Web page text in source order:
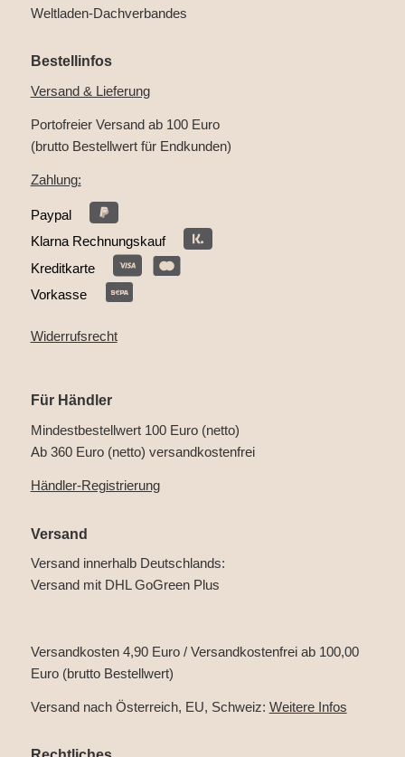
Weltladen-Dachverbandes
Bestellinfos
Versand & Lieferung
Portofreier Versand ab 100 Euro
(brutto Bestellwert für Endkunden)
Zahlung:
Paypal
Klarna Rechnungskauf
Kreditkarte
Vorkasse
Widerrufsrecht
Für Händler
Mindestbestellwert 100 Euro (netto)
Ab 360 Euro (netto) versandkostenfrei
Händler-Registrierung
Versand
Versand innerhalb Deutschlands:
Versand mit DHL GoGreen Plus
Versandkosten 4,90 Euro / Versandkostenfrei ab 100,00
Euro (brutto Bestellwert)
Versand nach Österreich, EU, Schweiz: Weitere Infos